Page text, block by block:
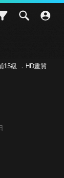
15級 ．HD畫質